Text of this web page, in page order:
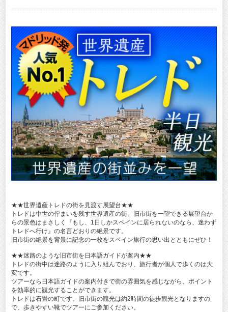
★★世界遺産トレドの街を見渡す展望台★★
トレドは中世の佇まいを残す世界遺産の街。旧市街を一望できる展望台か
らの景色はまさしく『もし、1日しかスペインに居られないのなら、迷わず
トレドへ行け』の名言どおりの絶景です。
旧市街の絶景を背景に記念の一枚をスペイン旅行の思い出とともにぜひ！
★★迷路のような旧市街を日本語ガイドが案内★★
トレドの街中は迷路のように入り組んでおり、旅行者が個人で歩くのは大
変です。
ツアーなら日本語ガイドの案内付きで街の雰囲気を感じながら、ポイント
を効率的に観光することができます。
トレドは石畳の町です。旧市街の観光は約2時間の徒歩観光となりますの
で、歩きやすい靴でツアーにご参加ください。